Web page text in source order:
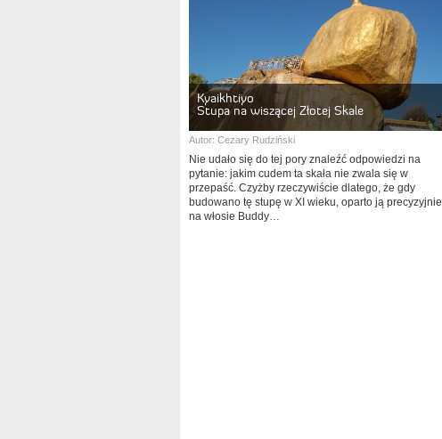
Kyaikhtiyo
Stupa na wiszącej Złotej Skale
Autor: Cezary Rudziński
Nie udało się do tej pory znaleźć odpowiedzi na
pytanie: jakim cudem ta skała nie zwala się w
przepaść. Czyżby rzeczywiście dlatego, że gdy
budowano tę stupę w XI wieku, oparto ją precyzyjnie
na włosie Buddy…